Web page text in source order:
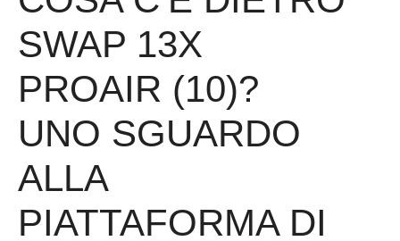
SWAP 13X
PROAIR (10)?
UNO SGUARDO
ALLA
PIATTAFORMA DI